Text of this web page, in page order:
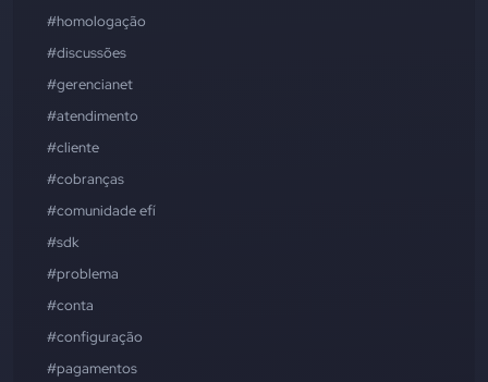
#homologação
#discussões
#gerencianet
#atendimento
#cliente
#cobranças
#comunidade efí
#sdk
#problema
#conta
#configuração
#pagamentos